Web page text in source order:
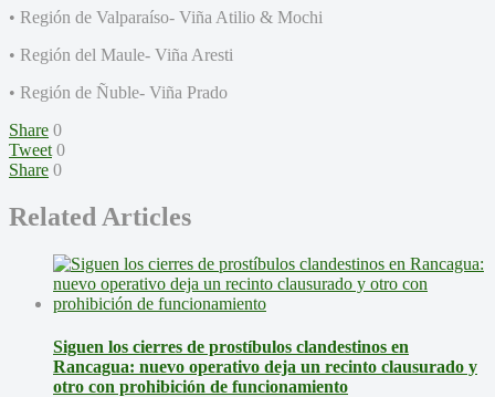
• Región de Valparaíso- Viña Atilio & Mochi
• Región del Maule- Viña Aresti
• Región de Ñuble- Viña Prado
Share 0
Tweet 0
Share 0
Related Articles
Siguen los cierres de prostíbulos clandestinos en
Rancagua: nuevo operativo deja un recinto clausurado y
otro con prohibición de funcionamiento